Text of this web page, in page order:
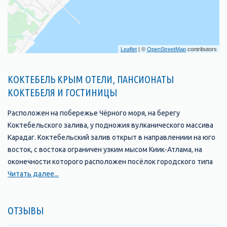
Leaflet | © OpenStreetMap contributors
КОКТЕБЕЛЬ КРЫМ ОТЕЛИ, ПАНСИОНАТЫ
КОКТЕБЕЛЯ И ГОСТИНИЦЫ
Расположен на побережье Чёрного моря, на берегу
Коктебельского залива, у подножия вулканического массива
Карадаг. Коктебельский залив открыт в направлениии на юго
восток, с востока ограничен узким мысом Киик-Атлама, на
оконечности которого расположен посёлок городского типа
Орджоникидзе. Гора Карадаг ограничивает залив с юго-
открыт только с экскурсиями.
Читать далее...
ОТЗЫВЫ